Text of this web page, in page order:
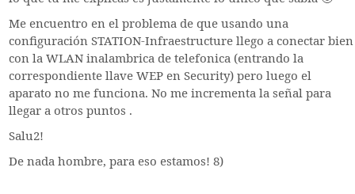
Me encuentro en el problema de que usando una
configuración STATION-Infraestructure llego a conectar bien
con la WLAN inalambrica de telefonica (entrando la
correspondiente llave WEP en Security) pero luego el
aparato no me funciona. No me incrementa la señal para
llegar a otros puntos .
Salu2!
De nada hombre, para eso estamos! 8)